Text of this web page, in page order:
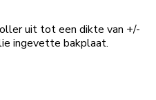
uit tot een dikte van +/-
ingevette bakplaat.